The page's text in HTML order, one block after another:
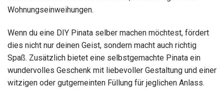
Wohnungseinweihungen.
Wenn du eine DIY Pinata selber machen möchtest, fördert
dies nicht nur deinen Geist, sondern macht auch richtig
Spaß. Zusätzlich bietet eine selbstgemachte Pinata ein
wundervolles Geschenk mit liebevoller Gestaltung und einer
witzigen oder gutgemeinten Füllung für jeglichen Anlass.